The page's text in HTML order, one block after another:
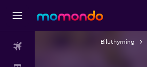
Biluthyrning